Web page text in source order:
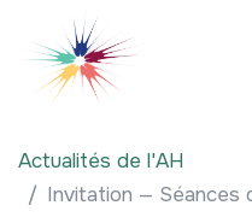
Actualités de l'AH
Invitation — Séances de travail autour du